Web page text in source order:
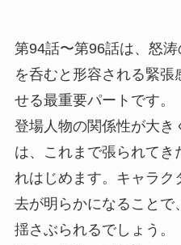
第94話〜第96話は、怒
を呑むと形容される緊張
せる最重要パートです。
登場人物の関係性が大き
は、これまで張られてき
れはじめます。キャラク
去が明らかになることで
揺さぶられるでしょう。